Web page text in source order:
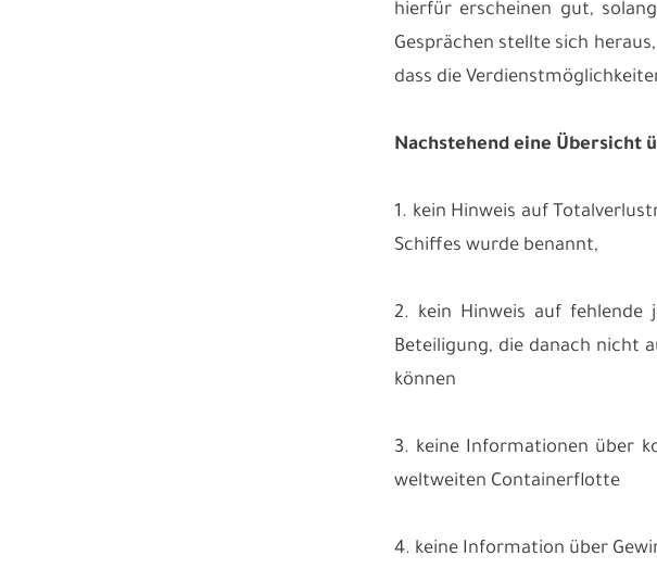
hierfür erscheinen gut,
Gesprächen stellte sich
dass die
Nachstehend eine Übersicht
1. kein Hinweis auf
Schiffes wurde benannt,
2. kein Hinweis auf fehlende
Beteiligung, die danach nicht
können
3. keine Informationen über
weltweiten Containerflotte
4. keine Information über